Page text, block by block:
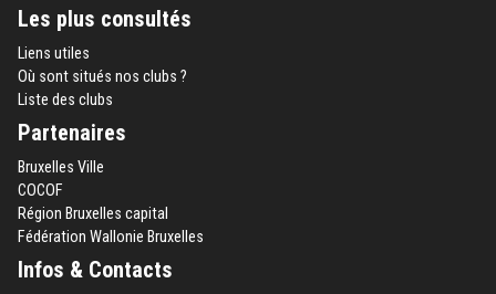
Les plus consultés
Liens utiles
Où sont situés nos clubs ?
Liste des clubs
Partenaires
Bruxelles Ville
COCOF
Région Bruxelles capital
Fédération Wallonie Bruxelles
Infos & Contacts